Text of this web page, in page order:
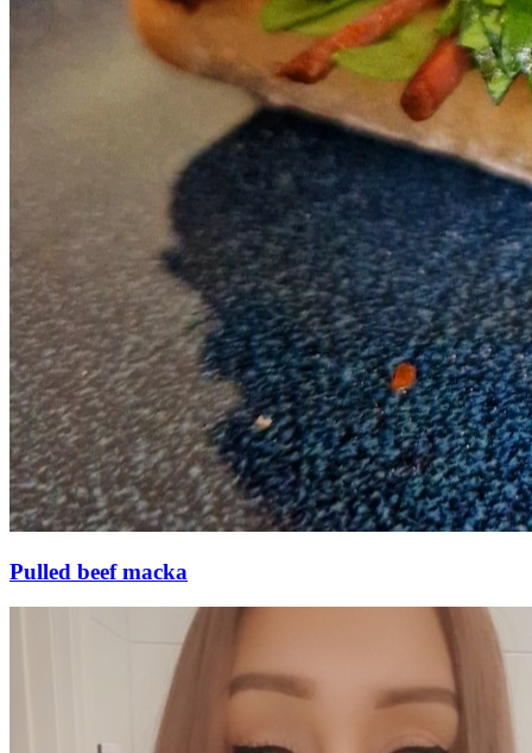
Pulled beef macka